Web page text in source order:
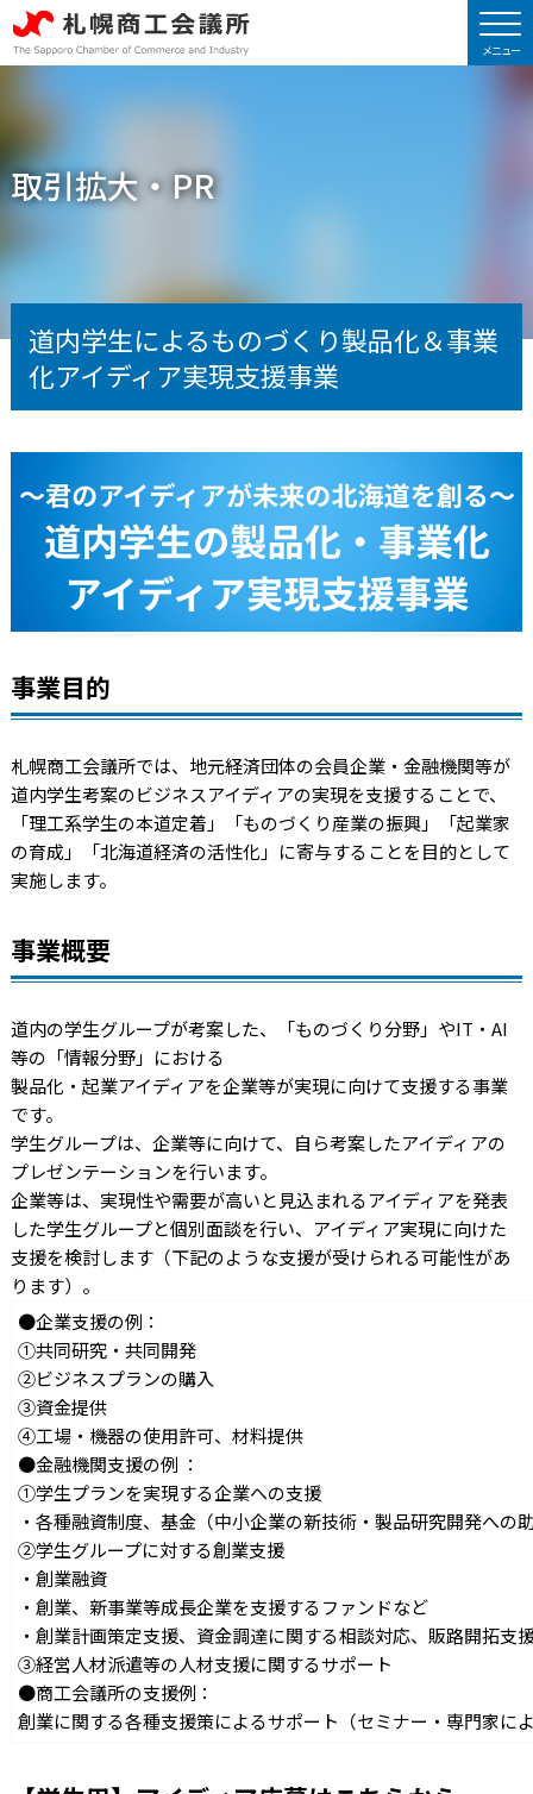
取引拡大・PR
道内学生によるものづくり製品化＆事業
化アイディア実現支援事業
事業目的
札幌商工会議所では、地元経済団体の会員企業・金融機関等が
道内学生考案のビジネスアイディアの実現を支援することで、
「理工系学生の本道定着」「ものづくり産業の振興」「起業家
の育成」「北海道経済の活性化」に寄与することを目的として
実施します。
事業概要
道内の学生グループが考案した、「ものづくり分野」やIT ・ AI
等の「情報分野」における
製品化・起業アイディアを企業等が実現に向けて支援する事業
です。
学生グループは、企業等に向けて、自ら考案したアイディアの
プレゼンテーションを行います。
企業等は、実現性や需要が高いと見込まれるアイディアを発表
した学生グループと個別面談を行い、アイディア実現に向けた
支援を検討します（下記のような支援が受けられる可能性があ
ります）。
●企業支援の例：
①共同研究・共同開発
②ビジネスプランの購入
③資金提供
④工場・機器の使用許可、材料提供
●金融機関支援の例 ：
①学生プランを実現する企業への支援
・各種融資制度、基金（中小企業の新技術・製品研究開発への
②学生グループに対する創業支援
・創業融資
・創業、新事業等成長企業を支援するファンドなど
・創業計画策定支援、資金調達に関する相談対応、販路開拓支
③経営人材派遣等の人材支援に関するサポート
●商工会議所の支援例：
創業に関する各種支援策によるサポート（セミナー・専門家に